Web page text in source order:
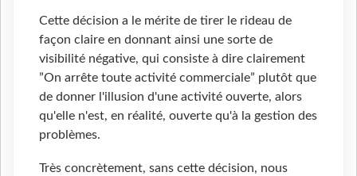
Cette décision a le mérite de tirer le rideau de
façon claire en donnant ainsi une sorte de
visibilité négative, qui consiste à dire clairement
”On arrête toute activité commerciale” plutôt que
de donner l'illusion d'une activité ouverte, alors
qu'elle n'est, en réalité, ouverte qu'à la gestion des
problèmes.
Très concrètement, sans cette décision, nous